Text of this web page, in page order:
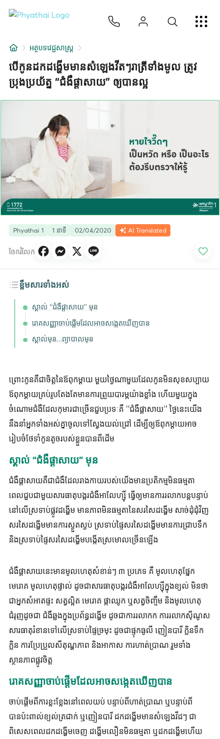
អត្ថបទ
អំពីពួកយើង
អត្ថបទវេជ្ជសាស្ត្រ
បើកូនដកដង្ហើមមានសំឡេងវីតៗរាត្រីទាំងមូល ត្រូវ
ប្រុងប្រយ័ត្ន “ជំងឺផ្តាសាយ” ឲ្យបានល្អ
Phyathai 1 1 នាទី 02/04/2020 AI Translated
ចែករំលែក
ខ្លឹមសារទាំងអស់
ស្គាល់ “ជំងឺផ្តាសាយ” មុន
រោគសញ្ញាចាប់ផ្តើមដែលអាចសង្កេតឃើញបាន
ស្គាល់មុន…ព្យាបាលមុន
ព្រោះកូនគឺជាចិត្តនៃឪពុកម្តាយ មួយថ្ងៃណាមួយដែលកូនមិនសុខសប្បាយ
ឪពុកម្តាយគ្រប់រូបតែងតែមានការព្រួយបារម្ភយ៉ាងខ្លាំង ហើយមួយក្នុង
ចំណោមជំងឺដែលកុមារជាច្រើនជួបប្រទៈគឺ ”ជំងឺផ្តាសាយ” ថ្ងៃនេះយើង
នឹងនាំអ្នកទាំងអស់គ្នាចូលទៅស្វែងយល់ជ្រៅ ដើម្បីឲ្យឪពុកម្តាយអាច
រៀបចំថែទាំកូនតូចរបស់ខ្លួនបានពីដើម
ស្គាល់ “ជំងឺផ្តាសាយ” មុន
ជំងឺផ្តាសាយគឺជាជំងឺដែលរាងកាយរបស់យើងមានប្រតិកម្មមិនធម្មតា
ពេលជួបជាមួយសារធាតុបង្ករជំងឺអាលែហ្ស៊ី ធ្វើឲ្យមានការរលាកបន្តបន្ទាប់
នៅលើស្រទាប់ផ្លូវដង្ហើម មានភាពមិនធម្មតានៃសរសៃដង្ហើម សាច់ដុំជុំវិញ
សរសៃដង្ហើមមានការស្ងួតស្ងប់ ស្រទាប់ផ្ទៃសរសៃដង្ហើមមានការជ្រាបទឹក
និងស្រទាប់ផ្ទៃសរសៃដង្ហើមបង្កើតស្រមោលច្រើនឡើង
ជំងឺផ្តាសាយនេះមានមូលហេតុសំខាន់ៗ ៣ ប្រភេទ គឺ មូលហេតុផ្នែក
មេរោគ មូលហេតុផ្ទាល់ ដូចជាសារធាតុបង្ករជំងឺអាលែហ្ស៊ីក្នុងខ្យល់ មិនថា
ជាអ្នកសំអាតផ្ទះ សត្វល្អិត មេរោគ ផ្កាឈូក ឬសត្វចិញ្ចឹម និងមូលហេតុ
ជំរុញដូចជា ជំងឺឆ្លងក្នុងប្រព័ន្ធដង្ហើម ដូចជាការរលាកក ការរលាកស៊ីណូស
សារធាតុរំខានទៅលើស្រទាប់ផ្ទៃច្រមុះ ដូចជាផ្ទុកធូលី ញៀនបារី ក្លិនទឹក
ក្លិន ការប្រែប្រួលសីតុណ្ហភាព និងអាកាស ការហាត់ប្រាណ រួមទាំង
ស្ថានភាពផ្លូវចិត្ត
រោគសញ្ញាចាប់ផ្តើមដែលអាចសង្កេតឃើញបាន
ចាប់ផ្តើមពីការខ្លះខ្លែងនៅពេលយប់ បន្ទាប់ពីហាត់ប្រាណ ឬបន្ទាប់ពី
បានប៉ះពាល់ខ្យល់ត្រជាក់ ឬញៀនបារី ដកដង្ហើមមានសំឡេងវីដៗ ជា
ពិសេសពេលដកដង្ហើមចេញ ដង្ហើមលឿនមិនធម្មតា ឬដកដង្ហើមហើយ